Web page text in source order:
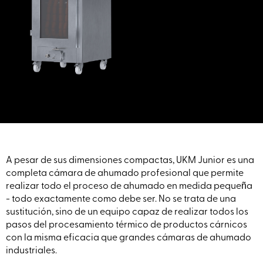
A pesar de sus dimensiones compactas, UKM Junior es una
completa cámara de ahumado profesional que permite
realizar todo el proceso de ahumado en medida pequeña
- todo exactamente como debe ser. No se trata de una
sustitución, sino de un equipo capaz de realizar todos los
pasos del procesamiento térmico de productos cárnicos
con la misma eficacia que grandes cámaras de ahumado
industriales.